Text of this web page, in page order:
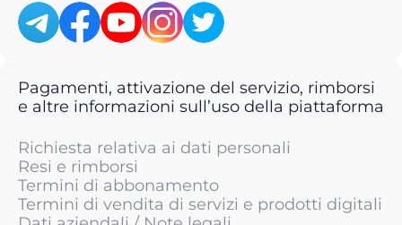
Pagamenti, attivazione del servizio, rimborsi
e altre informazioni sull’uso della piattaforma
Richiesta relativa ai dati personali
Resi e rimborsi
Termini di abbonamento
Termini di vendita di servizi e prodotti digitali